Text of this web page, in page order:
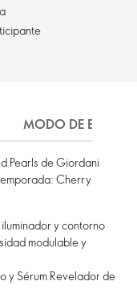
MODO DE EMPLEO
Pearls de Giordani
Cherry
y contorno
modulable y
y Sérum Revelador de